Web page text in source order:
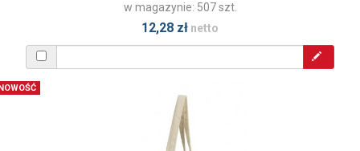
w magazynie: 507 szt.
12,28 zł netto